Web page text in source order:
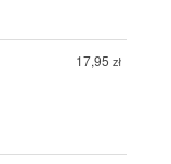
17,95 zł